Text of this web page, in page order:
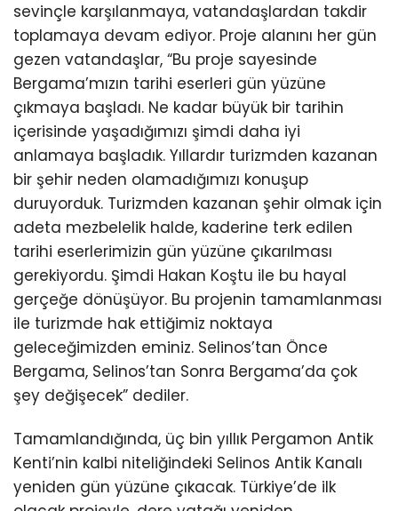
sevinçle karşılanmaya, vatandaşlardan takdir
toplamaya devam ediyor. Proje alanını her gün
gezen vatandaşlar, “Bu proje sayesinde
Bergama’mızın tarihi eserleri gün yüzüne
çıkmaya başladı. Ne kadar büyük bir tarihin
içerisinde yaşadığımızı şimdi daha iyi
anlamaya başladık. Yıllardır turizmden kazanan
bir şehir neden olamadığımızı konuşup
duruyorduk. Turizmden kazanan şehir olmak için
adeta mezbelelik halde, kaderine terk edilen
tarihi eserlerimizin gün yüzüne çıkarılması
gerekiyordu. Şimdi Hakan Koştu ile bu hayal
gerçeğe dönüşüyor. Bu projenin tamamlanması
ile turizmde hak ettiğimiz noktaya
geleceğimizden eminiz. Selinos’tan Önce
Bergama, Selinos’tan Sonra Bergama’da çok
şey değişecek” dediler.
Tamamlandığında, üç bin yıllık Pergamon Antik
Kenti’nin kalbi niteliğindeki Selinos Antik Kanalı
yeniden gün yüzüne çıkacak. Türkiye’de ilk